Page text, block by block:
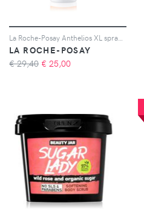
LA ROCHE-POSAY
€ 29,40 € 25,00